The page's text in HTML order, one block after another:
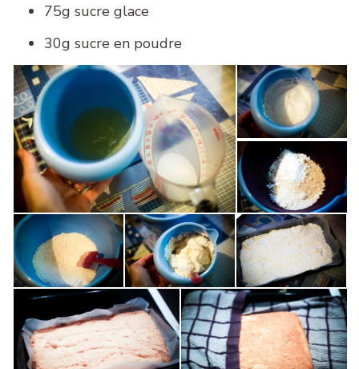
75g sucre glace
30g sucre en poudre